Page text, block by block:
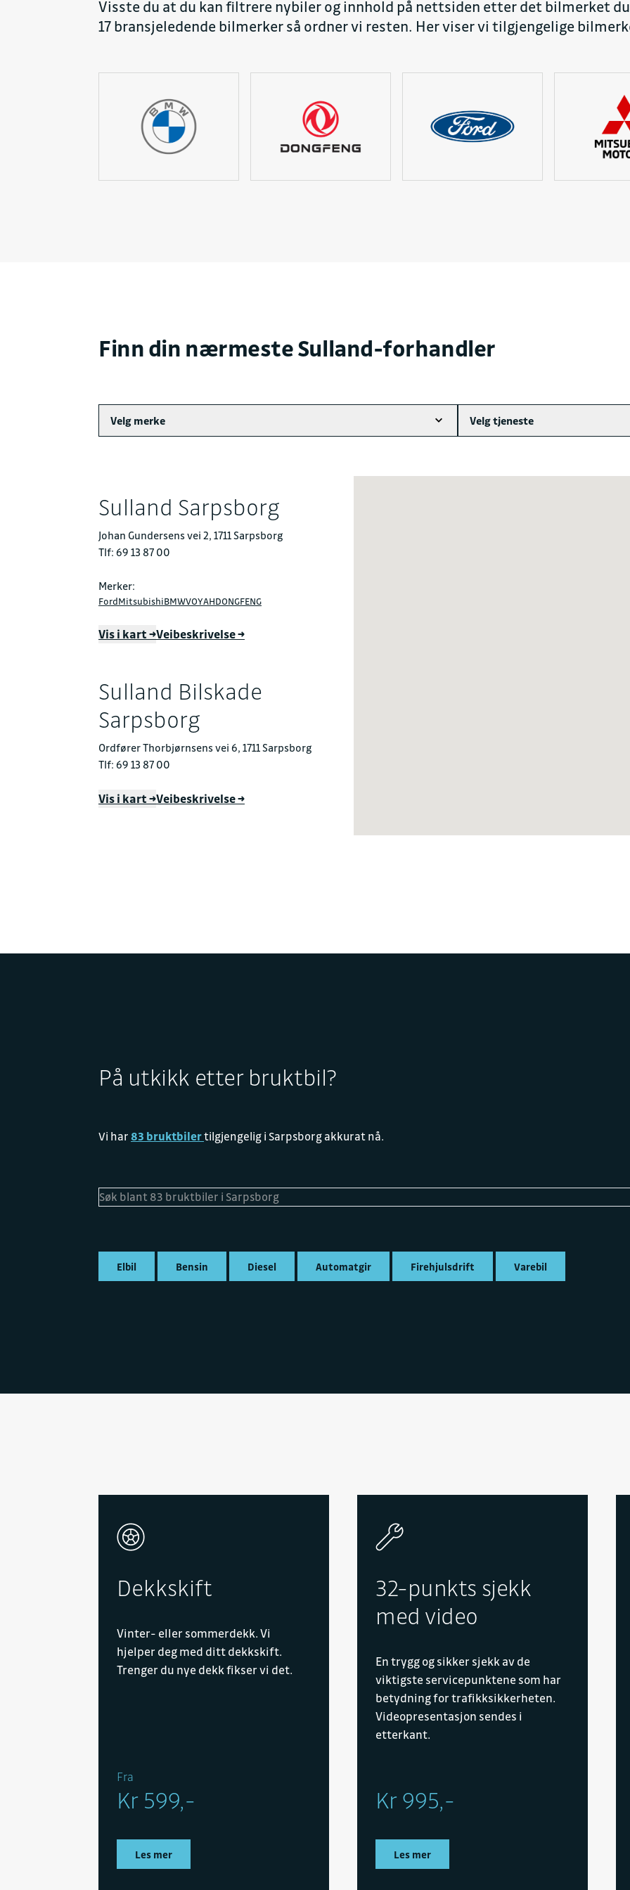
Visste du at du kan filtrere nybiler og innhold på nettsiden etter det bilmerket
17 bransjeledende bilmerker så ordner vi resten. Her viser vi tilgjengelige
Finn din nærmeste Sulland-forhandler
Velg merke Velg tjeneste
Sulland Sarpsborg
Johan Gundersens vei 2, 1711 Sarpsborg
Tlf: 69 13 87 00
Merker:
FordMitsubishiBMWVOYAHDONGFENG
Vis i kart →Veibeskrivelse →
Sulland Bilskade
Sarpsborg
Ordfører Thorbjørnsens vei 6, 1711 Sarpsborg
Tlf: 69 13 87 00
Vis i kart →Veibeskrivelse →
På utkikk etter bruktbil?
Vi har 83 bruktbilertilgjengelig i Sarpsborg akkurat nå.
Elbil Bensin Diesel Automatgir Firehjulsdrift Varebil
Dekkskift
Vinter- eller sommerdekk. Vi
hjelper deg med ditt dekkskift.
Trenger du nye dekk fikser vi det.
Fra
Kr 599,-
Les mer
32-punkts sjekk
med video
En trygg og sikker sjekk av de
viktigste servicepunktene som har
betydning for trafikksikkerheten.
Videopresentasjon sendes i
etterkant.
Kr 995,-
Les mer